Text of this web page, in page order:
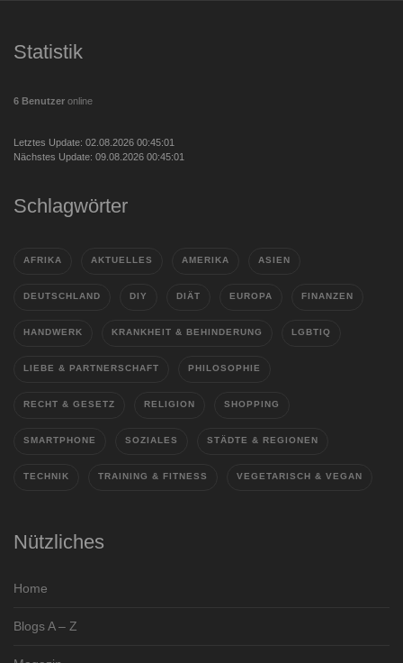
Statistik
6 Benutzer online
Letztes Update: 02.08.2026 00:45:01
Nächstes Update: 09.08.2026 00:45:01
Schlagwörter
AFRIKA AKTUELLES AMERIKA ASIEN
DEUTSCHLAND DIY DIÄT EUROPA FINANZEN
HANDWERK KRANKHEIT & BEHINDERUNG LGBTIQ
LIEBE & PARTNERSCHAFT PHILOSOPHIE
RECHT & GESETZ RELIGION SHOPPING
SMARTPHONE SOZIALES STÄDTE & REGIONEN
TECHNIK TRAINING & FITNESS VEGETARISCH & VEGAN
Nützliches
Home
Blogs A – Z